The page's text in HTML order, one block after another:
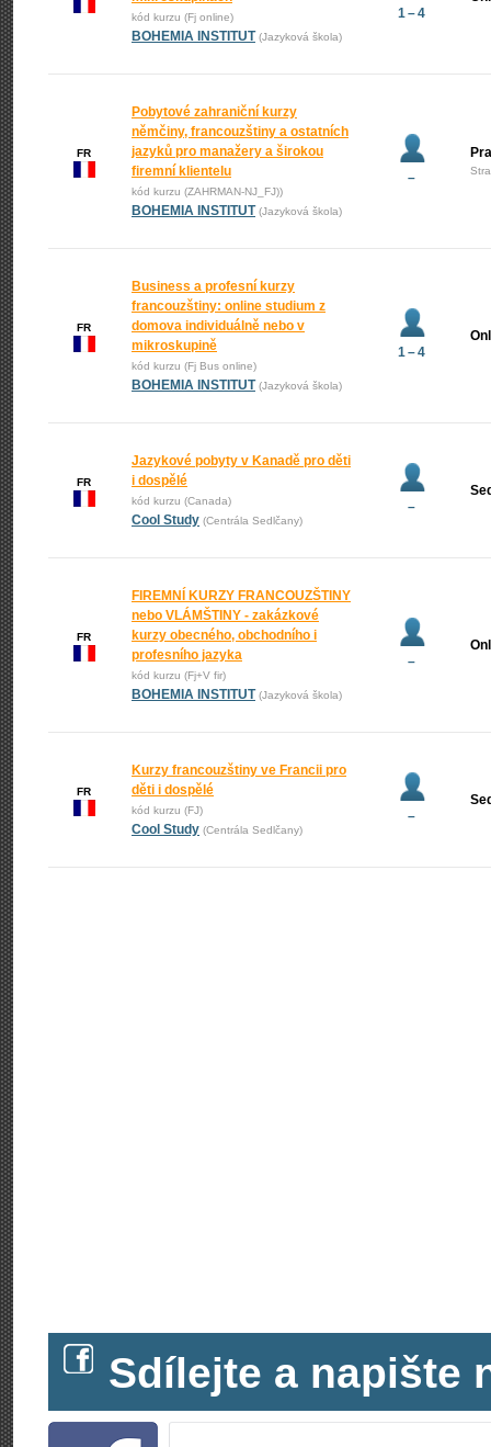
kód kurzu (Fj online)
BOHEMIA INSTITUT (Jazyková škola)
1 – 4
FR
Pobytové zahraniční kurzy
němčiny, francouzštiny a ostatních
jazyků pro manažery a širokou
firemní klientelu
kód kurzu (ZAHRMAN-NJ_FJ))
BOHEMIA INSTITUT (Jazyková škola)
–
FR
Business a profesní kurzy
francouzštiny: online studium z
domova individuálně nebo v
mikroskupině
kód kurzu (Fj Bus online)
BOHEMIA INSTITUT (Jazyková škola)
1 – 4
FR
Jazykové pobyty v Kanadě pro děti
i dospělé
kód kurzu (Canada)
Cool Study (Centrála Sedlčany)
–
FR
FIREMNÍ KURZY FRANCOUZŠTINY
nebo VLÁMŠTINY - zakázkové
kurzy obecného, obchodního i
profesního jazyka
kód kurzu (Fj+V fir)
BOHEMIA INSTITUT (Jazyková škola)
–
FR
Kurzy francouzštiny ve Francii pro
děti i dospělé
kód kurzu (FJ)
Cool Study (Centrála Sedlčany)
–
Sdílejte a napište